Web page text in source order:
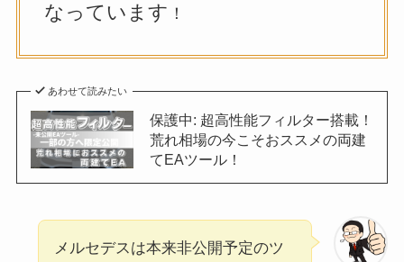
なっています ！
あわせて読みたい
保護中: 超高性能フィルター搭載！
荒れ相場の今こそおススメの両建
てEAツール！
メルセデスは本来非公開予定のツ